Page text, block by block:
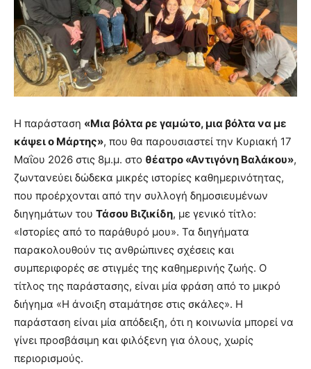
Η παράσταση «Μια βόλτα ρε γαμώτο, μια βόλτα να με
κάψει ο Μάρτης», που θα παρουσιαστεί την Κυριακή 17
Μαΐου 2026 στις 8μ.μ. στο θέατρο «Αντιγόνη Βαλάκου»,
ζωντανεύει δώδεκα μικρές ιστορίες καθημερινότητας,
που προέρχονται από την συλλογή δημοσιευμένων
διηγημάτων του Τάσου Βιζικίδη, με γενικό τίτλο:
«Ιστορίες από το παράθυρό μου». Τα διηγήματα
παρακολουθούν τις ανθρώπινες σχέσεις και
συμπεριφορές σε στιγμές της καθημερινής ζωής. Ο
τίτλος της παράστασης, είναι μία φράση από το μικρό
διήγημα «Η άνοιξη σταμάτησε στις σκάλες». Η
παράσταση είναι μία απόδειξη, ότι η κοινωνία μπορεί να
γίνει προσβάσιμη και φιλόξενη για όλους, χωρίς
περιορισμούς.